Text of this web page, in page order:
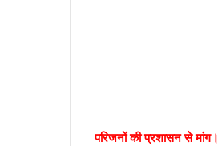
परिजनों की प्रशासन से मांग।